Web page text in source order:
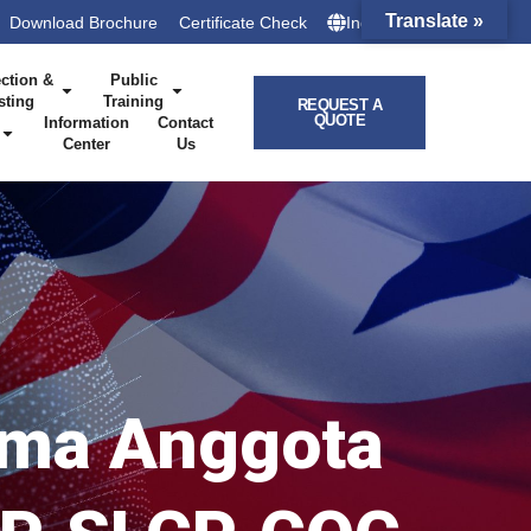
Download Brochure Certificate Check Indonesia
&
Public
Training
Information
Center
Contact
Us
REQUEST A
QUOTE
Anggota
Translate »